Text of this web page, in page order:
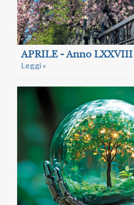
APRILE - Anno LXXVIII
Leggi »